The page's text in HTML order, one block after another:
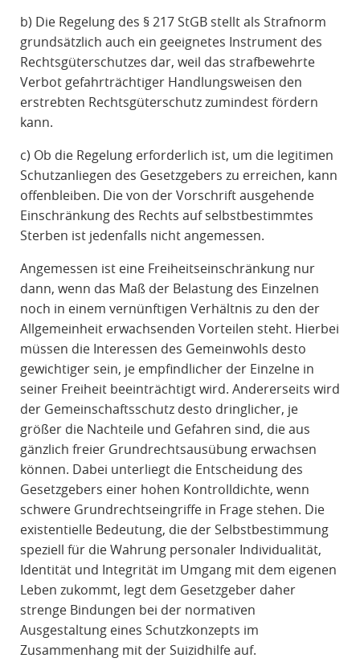
b) Die Regelung des § 217 StGB stellt als Strafnorm
grundsätzlich auch ein geeignetes Instrument des
Rechtsgüterschutzes dar, weil das strafbewehrte
Verbot gefahrträchtiger Handlungsweisen den
erstrebten Rechtsgüterschutz zumindest fördern
kann.
c) Ob die Regelung erforderlich ist, um die legitimen
Schutzanliegen des Gesetzgebers zu erreichen, kann
offenbleiben. Die von der Vorschrift ausgehende
Einschränkung des Rechts auf selbstbestimmtes
Sterben ist jedenfalls nicht angemessen.
Angemessen ist eine Freiheitseinschränkung nur
dann, wenn das Maß der Belastung des Einzelnen
noch in einem vernünftigen Verhältnis zu den der
Allgemeinheit erwachsenden Vorteilen steht. Hierbei
müssen die Interessen des Gemeinwohls desto
gewichtiger sein, je empfindlicher der Einzelne in
seiner Freiheit beeinträchtigt wird. Andererseits wird
der Gemeinschaftsschutz desto dringlicher, je
größer die Nachteile und Gefahren sind, die aus
gänzlich freier Grundrechtsausübung erwachsen
können. Dabei unterliegt die Entscheidung des
Gesetzgebers einer hohen Kontrolldichte, wenn
schwere Grundrechtseingriffe in Frage stehen. Die
existentielle Bedeutung, die der Selbstbestimmung
speziell für die Wahrung personaler Individualität,
Identität und Integrität im Umgang mit dem eigenen
Leben zukommt, legt dem Gesetzgeber daher
strenge Bindungen bei der normativen
Ausgestaltung eines Schutzkonzepts im
Zusammenhang mit der Suizidhilfe auf.